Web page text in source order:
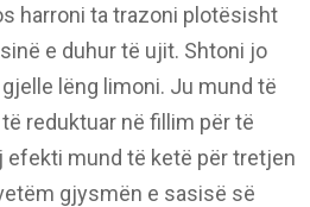
harroni ta trazoni plotësisht
e duhur të ujit. Shtoni jo
lëng limoni. Ju mund të
reduktuar në fillim për të
efekti mund të ketë për tretjen
gjysmën e sasisë së